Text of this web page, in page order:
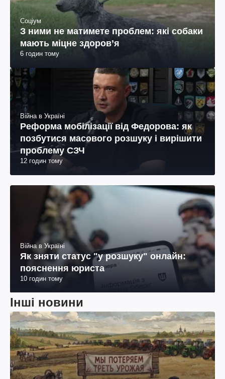
Соціум
З ними не матимете проблем: які собаки
мають міцне здоров’я
6 годин тому
Війна в Україні
Реформа мобілізації від Федорова: як
позбутися масового розшуку і вирішити
проблему СЗЧ
12 годин тому
Війна в Україні
Як зняти статус "у розшуку" онлайн:
пояснення юриста
10 годин тому
Інші новини